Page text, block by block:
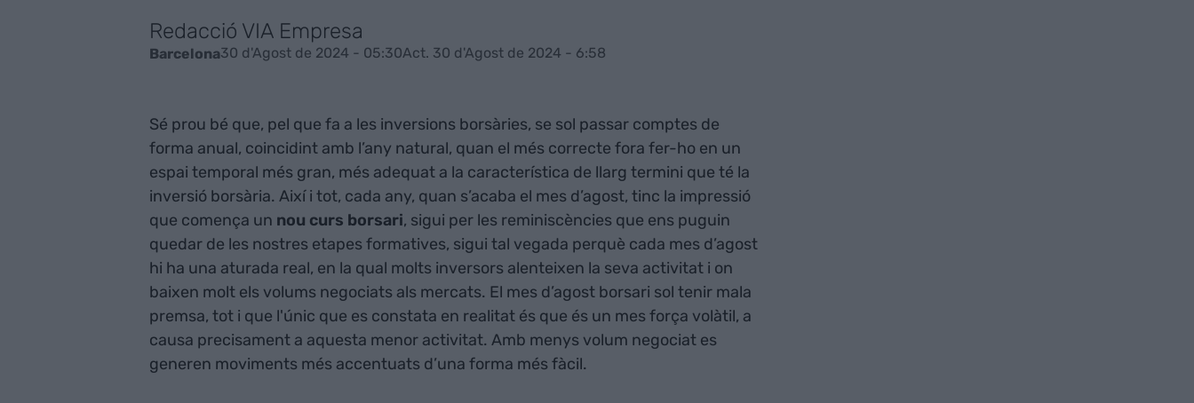
Redacció VIA Empresa
Barcelona30 d'Agost de 2024 - 05:30Act. 30 d'Agost de 2024 - 6:58
Sé prou bé que, pel que fa a les inversions borsàries, se sol passar comptes de
forma anual, coincidint amb l’any natural, quan el més correcte fora fer-ho en un
espai temporal més gran, més adequat a la característica de llarg termini que té la
inversió borsària. Així i tot, cada any, quan s’acaba el mes d’agost, tinc la impressió
que comença un nou curs borsari, sigui per les reminiscències que ens puguin
quedar de les nostres etapes formatives, sigui tal vegada perquè cada mes d’agost
hi ha una aturada real, en la qual molts inversors alenteixen la seva activitat i on
baixen molt els volums negociats als mercats. El mes d’agost borsari sol tenir mala
premsa, tot i que l'únic que es constata en realitat és que és un mes força volàtil, a
causa precisament a aquesta menor activitat. Amb menys volum negociat es
generen moviments més accentuats d’una forma més fàcil.